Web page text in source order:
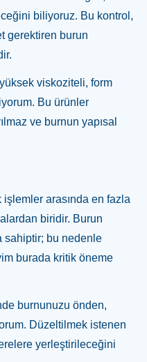
biliyoruz. Bu kontrol,
gerektiren burun
viskoziteli, form
Bu ürünler
ve burnun yapısal
arasında en fazla
biridir. Burun
sahiptir; bu nedenle
burada kritik öneme
burnunuzu önden,
Düzeltilmek istenen
yerleştirileceğini